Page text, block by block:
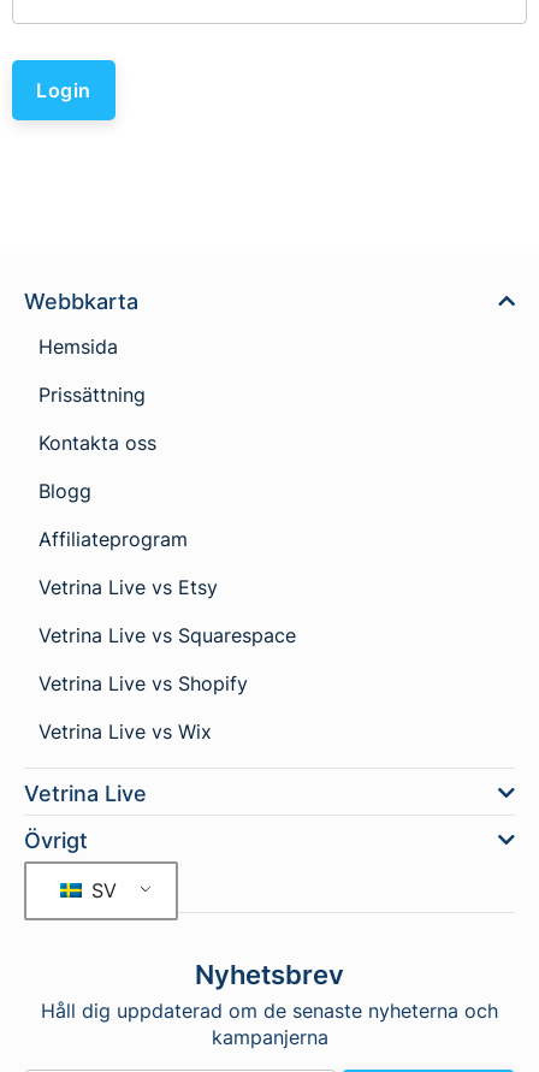
Login
Webbkarta
Hemsida
Prissättning
Kontakta oss
Blogg
Affiliateprogram
Vetrina Live vs Etsy
Vetrina Live vs Squarespace
Vetrina Live vs Shopify
Vetrina Live vs Wix
Vetrina Live
Övrigt
SV
Nyhetsbrev
Håll dig uppdaterad om de senaste nyheterna och
kampanjerna